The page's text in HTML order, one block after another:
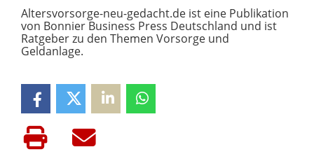
Altersvorsorge-neu-gedacht.de ist eine Publikation
von Bonnier Business Press Deutschland und ist
Ratgeber zu den Themen Vorsorge und
Geldanlage.